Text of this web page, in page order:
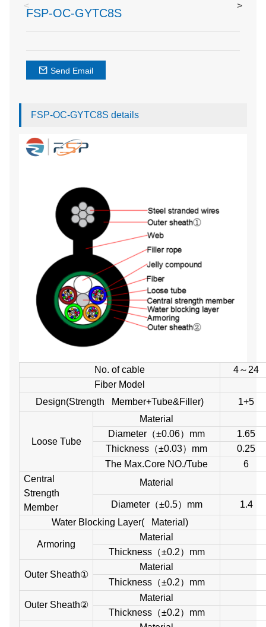
< >
FSP-OC-GYTC8S
Send Email
FSP-OC-GYTC8S details
No. of cable
4～24
Fiber Model
Design(Strength Member+Tube&Filler)
1+5
Loose Tube
Material
Diameter （±0.06） mm
1.65
Thickness （±0.03） mm
0.25
The Max.Core NO./Tube
6
Central
Strength
Member
Material
Diameter（±0.5） mm
1.4
Water Blocking Layer( Material)
Armoring
Material
Thickness（±0.2） mm
Outer Sheath①
Material
Thickness（±0.2） mm
Outer Sheath②
Material
Thickness（±0.2） mm